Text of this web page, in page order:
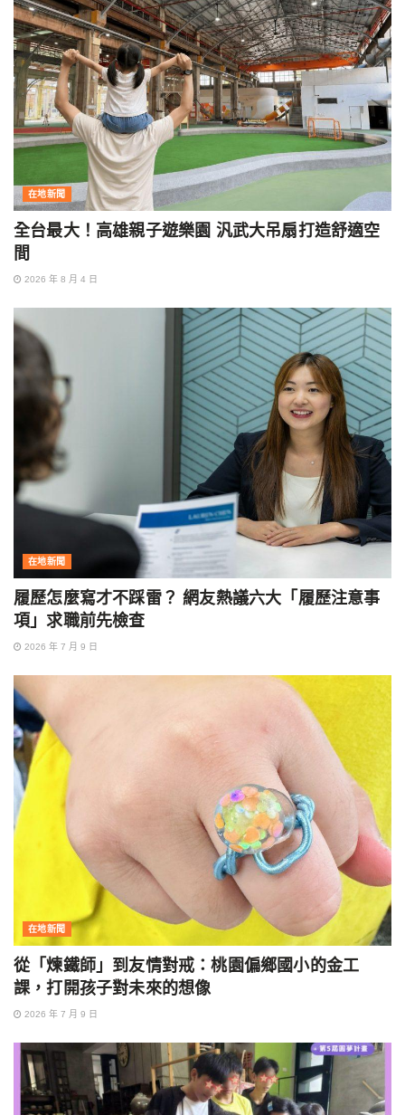
在地新聞
全台最大！高雄親子遊樂園 汎武大吊扇打造舒適空
間
2026 年 8 月 4 日
在地新聞
履歷怎麼寫才不踩雷？ 網友熱議六大「履歷注意事
項」求職前先檢查
2026 年 7 月 9 日
在地新聞
從「煉鐵師」到友情對戒：桃園偏鄉國小的金工
課，打開孩子對未來的想像
2026 年 7 月 9 日